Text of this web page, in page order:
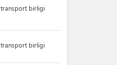
transport birligi
transport birligi